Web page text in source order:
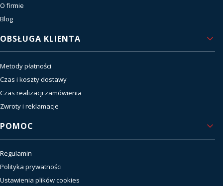
O firmie
Blog
OBSŁUGA KLIENTA
Metody płatności
Czas i koszty dostawy
Czas realizacji zamówienia
Zwroty i reklamacje
POMOC
Regulamin
Polityka prywatności
Ustawienia plików cookies